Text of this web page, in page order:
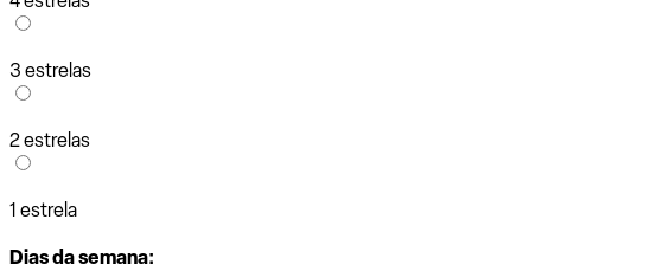
3 estrelas
2 estrelas
1 estrela
Dias da semana: